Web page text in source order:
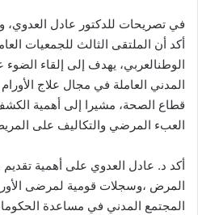
في تصريحات للدكتور عادل العدوي،
أكد أن الملتقى الثالث للجمعيات
الوطنالعربي، يهدف إلى إلقاء
المدني العاملة في مجال علاج
قطاع الصحة، مشيرا إلى أهمية
العبء المرضي والتكاليف على
أكد د. عادل العدوي على أهمية تقديم
المرض ،وسجلات قومية لمرضى
المجتمع المدني في مساعدة